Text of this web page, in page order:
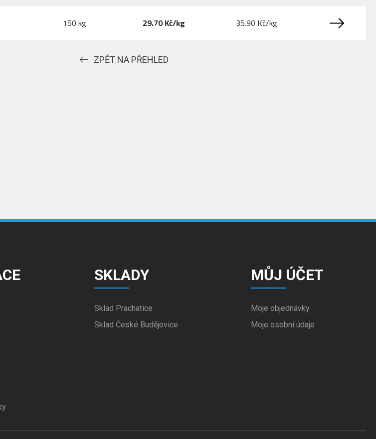
150 kg 29.70 Kč/kg 35.90 Kč/kg
ZPĚT NA PŘEHLED
SKLADY
Sklad Prachatice
Sklad České Budějovice
MŮJ ÚČET
Moje objednávky
Moje osobní údaje